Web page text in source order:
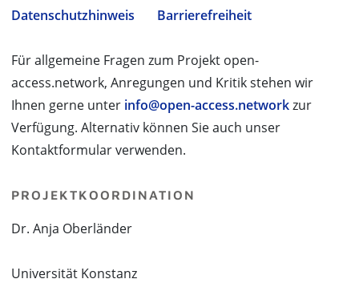
Datenschutzhinweis
Barrierefreiheit
Für allgemeine Fragen zum Projekt open-
access.network, Anregungen und Kritik stehen wir
Ihnen gerne unter info@open-access.networkzur
Verfügung. Alternativ können Sie auch unser
Kontaktformular verwenden.
PROJEKTKOORDINATION
Dr. Anja Oberländer
Universität Konstanz